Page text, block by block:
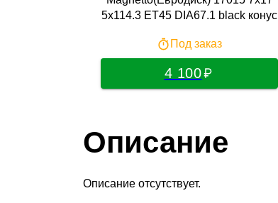
5x114.3 ET45 DIA67.1 black конус
Под заказ
4 100
Описание
Описание отсутствует.